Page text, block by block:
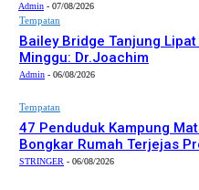
Admin - 07/08/2026
Tempatan
Bailey Bridge Tanjung
Minggu: Dr.Joachim
Admin - 06/08/2026
Tempatan
47 Penduduk Kampung
Bongkar Rumah Terjejas
STRINGER - 06/08/2026